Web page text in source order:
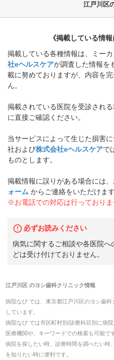
江戸川区
《掲載している情
掲載している各種情報は、ミー
社eヘルスケアが調査した情報を
載に努めておりますが、内容を
ん。
掲載されている医院を受診され
に直接ご確認ください。
当サービスによって生じた損害
社および株式会社eヘルスケアで
ものとします。
掲載情報に誤りがある場合には、
ォーム からご連絡をいただけま
※お電話での対応は行っておりま
必ずお読みください
病気に関するご相談や各医院
どは受け付けておりません。
江戸川区 のヨシ歯科クリニック情報
病院なび では、 東京都江戸川区のヨシ歯科
しています。
病院なび では市区町村別/診療科目別に病
医療機関や、キーワードでの検索も可能です
病院を探したい時、診療時間を調べたい時
を知りたい時に便利です。